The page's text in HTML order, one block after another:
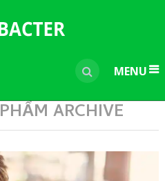
MENU
ARCHIVE